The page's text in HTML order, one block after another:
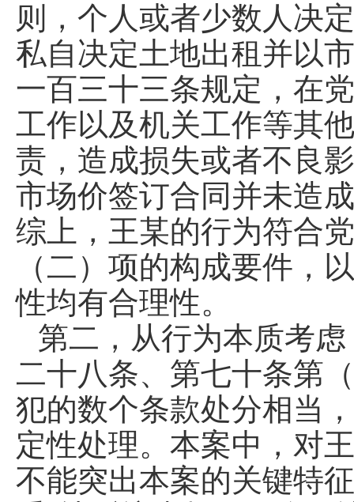
则，个人或者少数人决
私自决定土地出租并以
一百三十三条规定，在
工作以及机关工作等其
责，造成损失或者不良
市场价签订合同并未造
综上，王某的行为符合
（二）项的构成要件，
性均有合理性。
第二，从行为本质考
二十八条、第七十条第
犯的数个条款处分相当
定性处理。本案中，对
不能突出本案的关键特